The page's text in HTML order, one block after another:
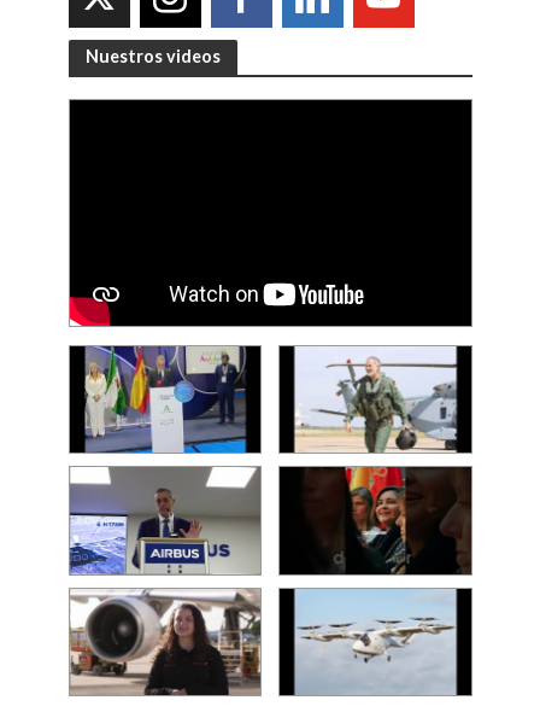
Nuestros videos